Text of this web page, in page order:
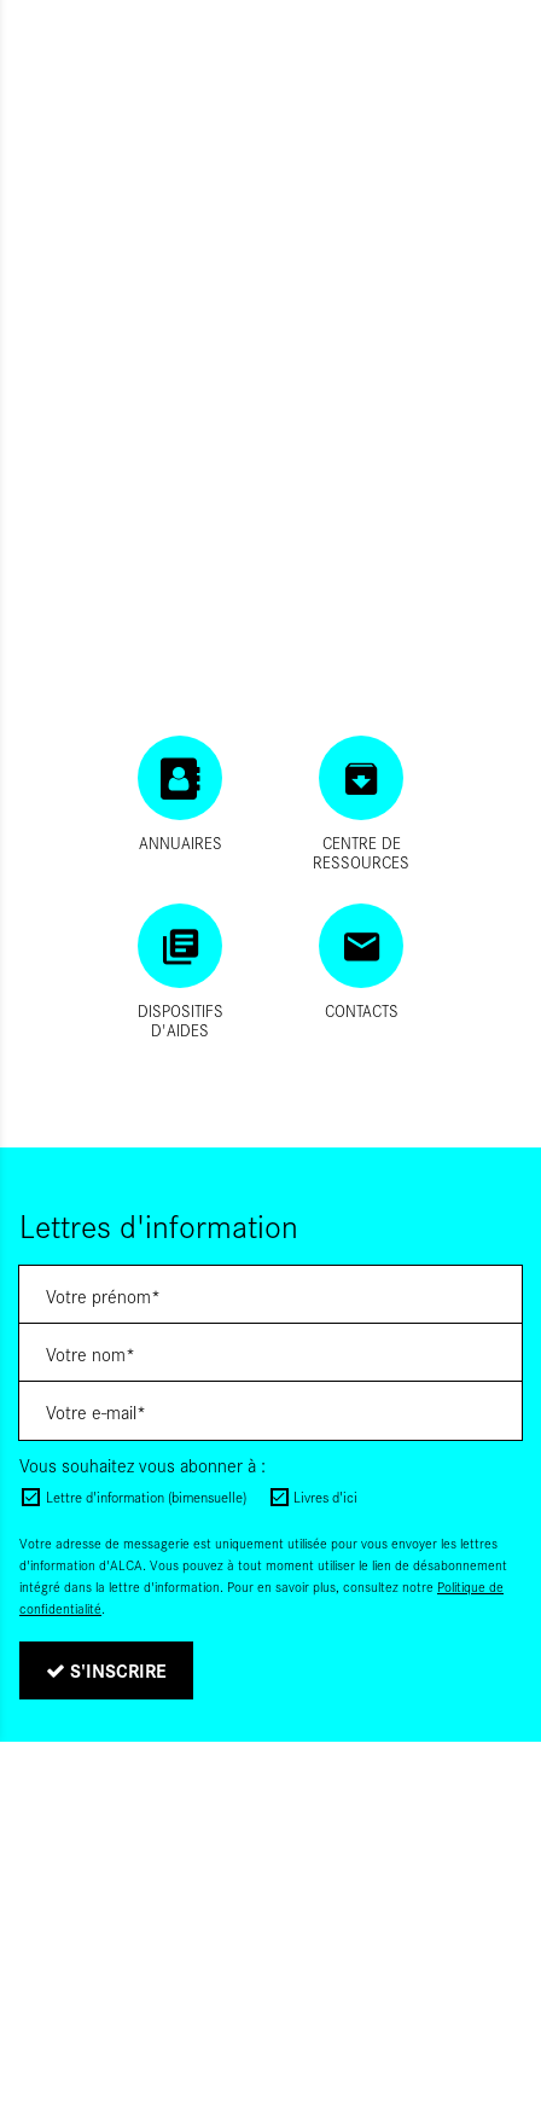
ANNUAIRES
CENTRE DE
RESSOURCES
DISPOSITIFS
D'AIDES
CONTACTS
Lettres d'information
Vous souhaitez vous abonner à :
Lettre d'information (bimensuelle) Livres d'ici
Votre adresse de messagerie est uniquement utilisée pour vous envoyer les lettres
d'information d'ALCA. Vous pouvez à tout moment utiliser le lien de désabonnement
intégré dans la lettre d'information. Pour en savoir plus, consultez notre Politique de
confidentialité.
S'INSCRIRE